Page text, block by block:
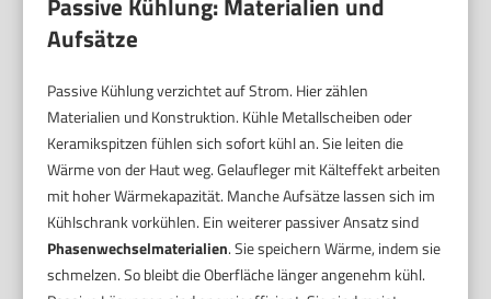
Aufsätze
Passive Kühlung verzichtet auf Strom. Hier zählen
Materialien und Konstruktion. Kühle Metallscheiben oder
Keramikspitzen fühlen sich sofort kühl an. Sie leiten die
Wärme von der Haut weg. Gelaufleger mit Kälteffekt arbeiten
mit hoher Wärmekapazität. Manche Aufsätze lassen sich im
Kühlschrank vorkühlen. Ein weiterer passiver Ansatz sind
Phasenwechselmaterialien. Sie speichern Wärme, indem sie
schmelzen. So bleibt die Oberfläche länger angenehm kühl.